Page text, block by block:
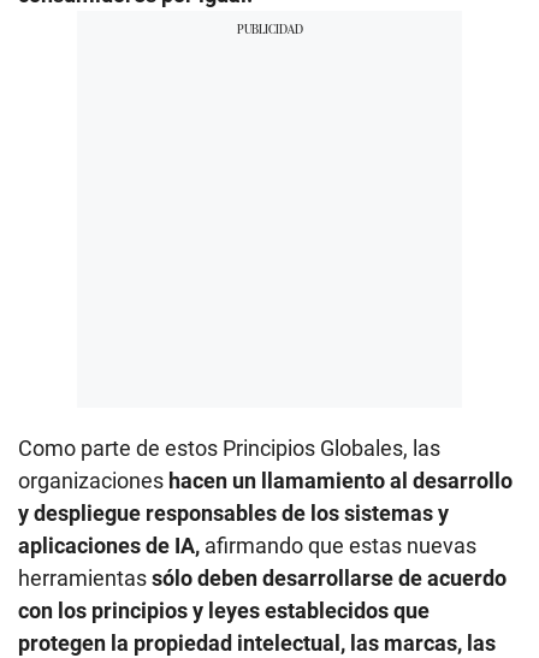
Como parte de estos Principios Globales, las
organizaciones hacen un llamamiento al desarrollo
y despliegue responsables de los sistemas y
aplicaciones de IA, afirmando que estas nuevas
herramientassólo deben desarrollarse de acuerdo
con los principios y leyes establecidos que
protegen la propiedad intelectual, las marcas, las